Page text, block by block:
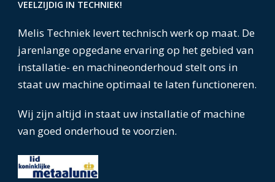
VEELZIJDIG IN TECHNIEK!
Melis Techniek levert technisch werk op maat. De
jarenlange opgedane ervaring op het gebied van
installatie- en machineonderhoud stelt ons in
staat uw machine optimaal te laten functioneren.
Wij zijn altijd in staat uw installatie of machine
van goed onderhoud te voorzien.